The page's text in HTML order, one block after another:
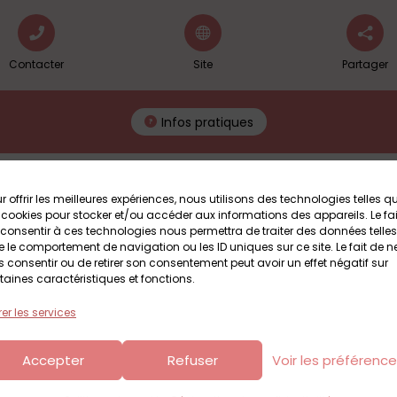
offrir les meilleures expériences, nous utilisons des technologies telles
pour stocker et/ou accéder aux informations des appareils. Le
à ces technologies nous permettra de traiter des données telles
le comportement de navigation ou les ID uniques sur ce site. Le fait de
consentir ou de retirer son consentement peut avoir un effet négatif sur
caractéristiques et fonctions.
les services
Accepter Refuser Voir les
Contacter Site Partager
Infos pratiques
Partir en Livre #2026
se déroule pendant près d’un mois, du 17 juin au 19 juillet
livresous l’égide du ministère de la Culture, ce grand festival
Il rassemble désormais plus de 300 000 enfants,